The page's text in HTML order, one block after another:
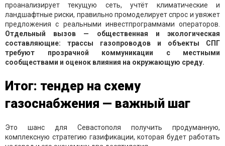
проанализирует текущую сеть, учтёт климатические и
ландшафтные риски, правильно промоделирует спрос и увяжет
предложения с реальными инвестпрограммами операторов.
Отдельный вызов — общественная и экологическая
составляющие: трассы газопроводов и объекты СПГ
требуют прозрачной коммуникации с местными
сообществами и оценок влияния на окружающую среду.
Итог: тендер на схему
газоснабжения — важный шаг
Это шанс для Севастополя получить продуманную,
комплексную стратегию газификации, которая будет работать